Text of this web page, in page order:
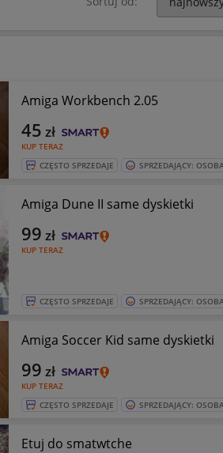
Amiga Workbench 2.05
KUP TERAZ
45 zł
CZĘSTO SPRZEDAJE SPRZEDAJĄCY:
Amiga Dune II same dyskietki
KUP TERAZ
99 zł
CZĘSTO SPRZEDAJE SPRZEDAJĄCY:
Amiga Soccer Kid same dyskietki
KUP TERAZ
99 zł
CZĘSTO SPRZEDAJE SPRZEDAJĄCY:
Etuj do smatwtche